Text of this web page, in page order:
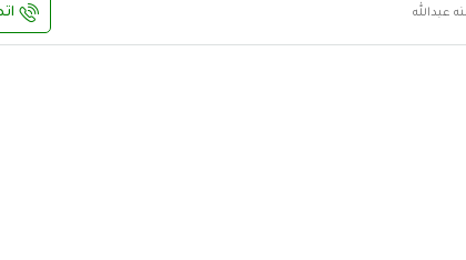
عبدالله